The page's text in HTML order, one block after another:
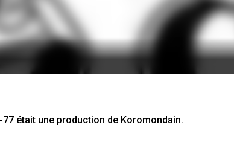
77 était une production de Koromondain.